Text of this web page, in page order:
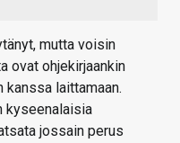
mutta voisin
ovat ohjekirjaankin
laittamaan.
kyseenalaisia
jossain perus